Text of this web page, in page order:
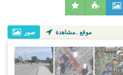
صور موقع ..مشاهدة